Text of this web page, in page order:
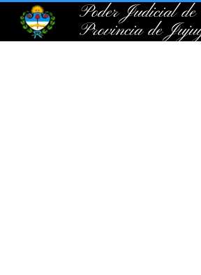
Poder Judicial
Provincia de